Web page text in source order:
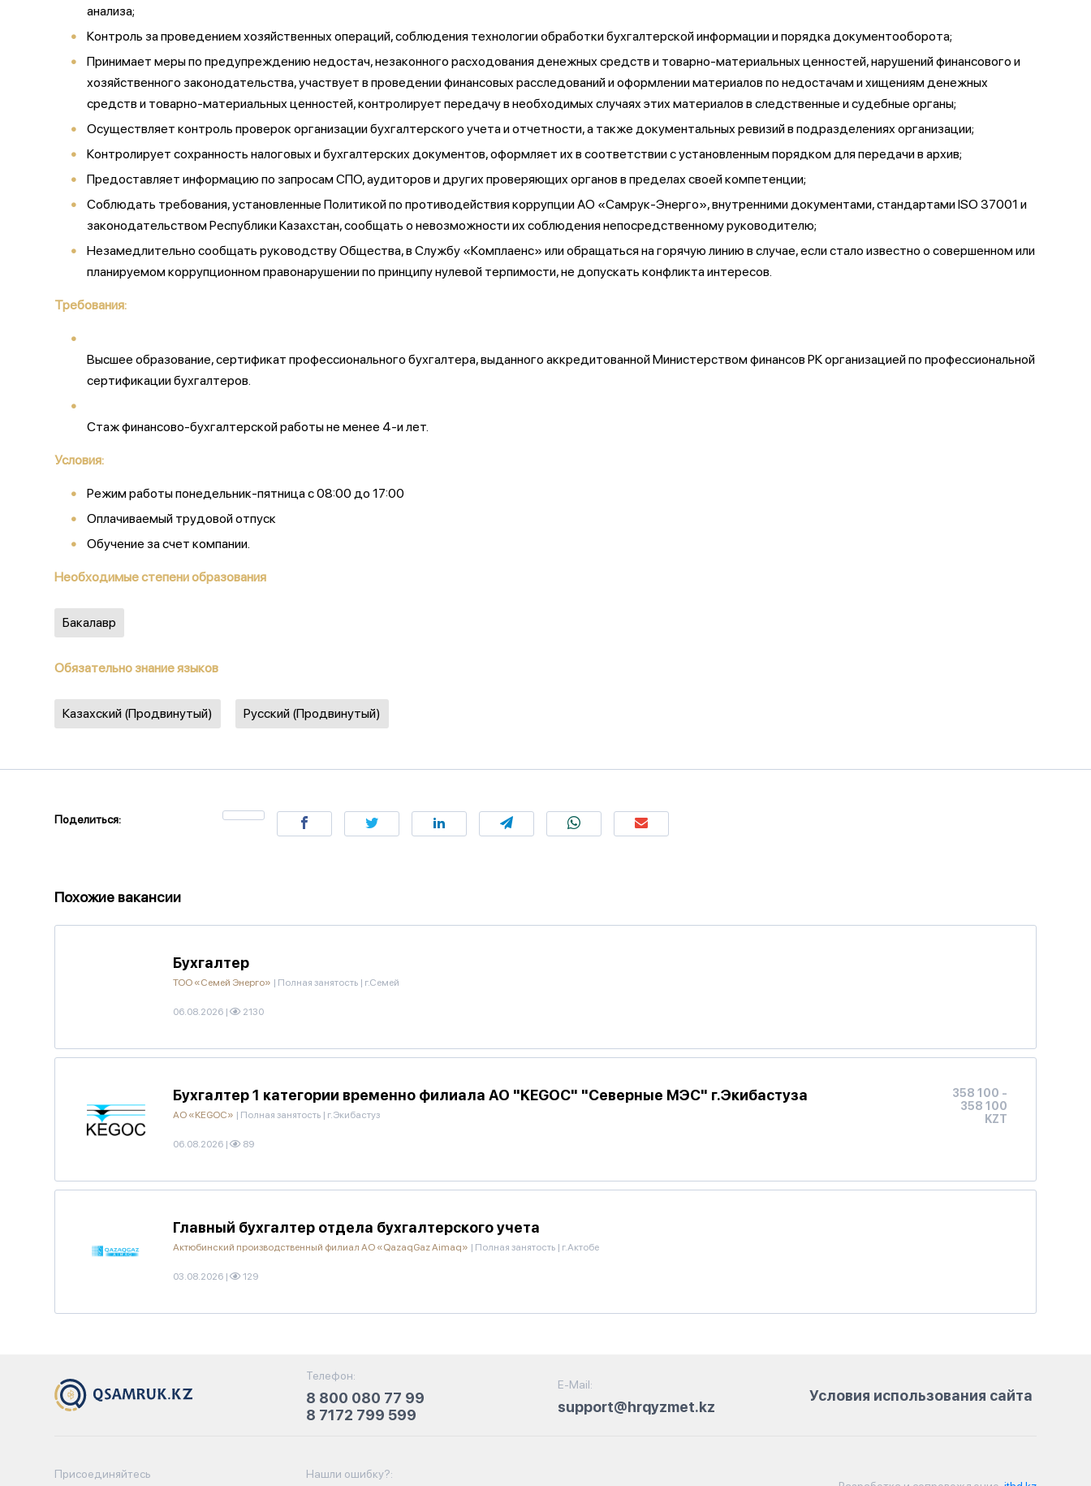
анализа;
Контроль за проведением хозяйственных операций, соблюдения технологии обработки бухгалтерской информации и порядка документооборота;
Принимает меры по предупреждению недостач, незаконного расходования денежных средств и товарно-материальных ценностей, нарушений финансового и
хозяйственного законодательства, участвует в проведении финансовых расследований и оформлении материалов по недостачам и хищениям денежных
средств и товарно-материальных ценностей, контролирует передачу в необходимых случаях этих материалов в следственные и судебные органы;
Осуществляет контроль проверок организации бухгалтерского учета и отчетности, а также документальных ревизий в подразделениях организации;
Контролирует сохранность налоговых и бухгалтерских документов, оформляет их в соответствии с установленным порядком для передачи в архив;
Предоставляет информацию по запросам СПО, аудиторов и других проверяющих органов в пределах своей компетенции;
Соблюдать требования, установленные Политикой по противодействия коррупции АО «Самрук-Энерго», внутренними документами, стандартами ISO 37001 и
законодательством Республики Казахстан, сообщать о невозможности их соблюдения непосредственному руководителю;
Незамедлительно сообщать руководству Общества, в Службу «Комплаенс» или обращаться на горячую линию в случае, если стало известно о совершенном или
планируемом коррупционном правонарушении по принципу нулевой терпимости, не допускать конфликта интересов.
Требования:
Высшее образование, сертификат профессионального бухгалтера, выданного аккредитованной Министерством финансов РК организацией по профессиональной
сертификации бухгалтеров.
Стаж финансово-бухгалтерской работы не менее 4-и лет.
Условия:
Режим работы понедельник-пятница с 08:00 до 17:00
Оплачиваемый трудовой отпуск
Обучение за счет компании.
Необходимые степени образования
Бакалавр
Обязательно знание языков
Казахский (Продвинутый) Русский (Продвинутый)
Поделиться:
Похожие вакансии
Бухгалтер
ТОО «Семей Энерго» | Полная занятость | г.Семей
06.08.2026 | 2130
Бухгалтер 1 категории временно филиала АО "KEGOC" "Северные МЭС" г.Экибастуза
АО «KEGOC» | Полная занятость | г.Экибастуз
06.08.2026 | 89
358 100 -
358 100
KZT
Главный бухгалтер отдела бухгалтерского учета
Актюбинский производственный филиал АО «QazaqGaz Aimaq» | Полная занятость | г.Актобе
03.08.2026 | 129
Телефон:
8 800 080 77 99
8 7172 799 599
E-Mail:
support@hrqyzmet.kz
Условия использования сайта
Присоединяйтесь
Нашли ошибку?: